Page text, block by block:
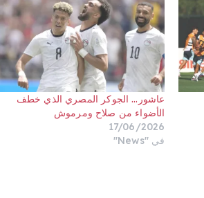
عاشور… الجوكر المصري الذي خطف
الأضواء من صلاح ومرموش
17/06/2026
في "News"